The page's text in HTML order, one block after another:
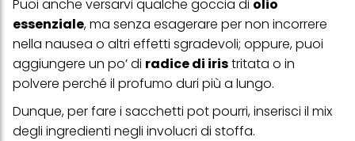
Puoi anche versarvi qualche goccia di olio
essenziale, ma senza esagerare per non incorrere
nella nausea o altri effetti sgradevoli; oppure, puoi
aggiungere un po’ di radice di iristritata o in
polvere perché il profumo duri più a lungo.
Dunque, per fare i sacchetti pot pourri, inserisci il mix
degli ingredienti negli involucri di stoffa.
clic su "modifica" di seguito".
Se fai clic su "Modifica" potrai trovare maggiori informazioni sul
trattamento dei tuoi dati / sull'uso dei cookie e consentirli per uno o
più degli scopi sopra menzionati. Cliccando su "Accetta tutto",
acconsenti all'uso dei cookie e al trattamento dei tuoi dati
personali per tutte le finalità sopra indicate. Se fai clic su "Rifiuta",
verranno utilizzati solo i cookie tecnicamente necessari per fornirti
questo sito web.